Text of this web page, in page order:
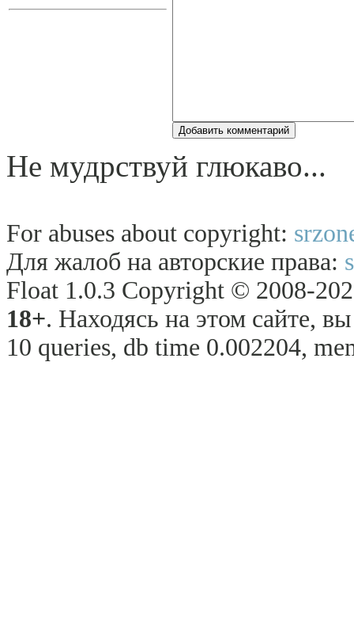
Hе мудpствуй глюкаво...
For abuses about copyright:
Для жалоб на авторские права:
Float 1.0.3 Copyright © 2008-
18+. Находясь на этом сайте,
10 queries, db time 0.002204,